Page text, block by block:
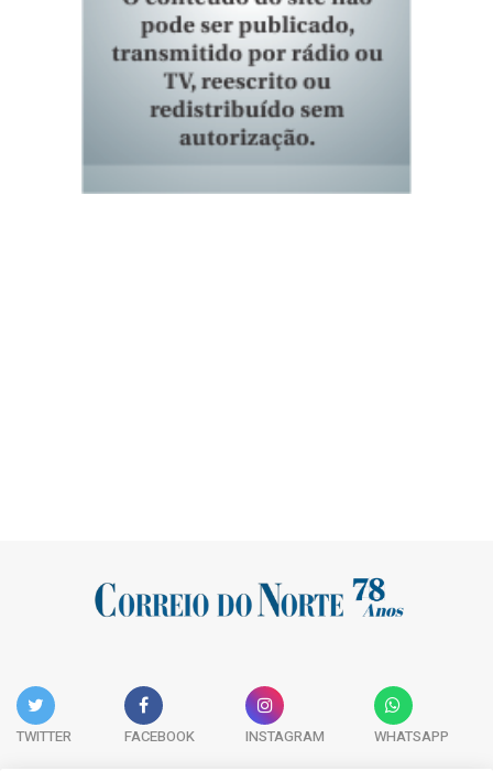
TWITTER FACEBOOK INSTAGRAM WHATSAPP